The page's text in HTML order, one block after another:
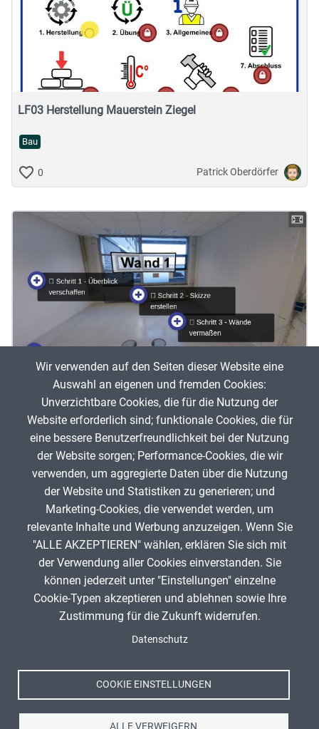
LF03 Herstellung Mauerstein Ziegel
Bau
0 Patrick Oberdörfer
LF NULL - Lernpfad Materialberechnungen 360-Grad-
Bau BO
0 Patrick Oberdörfer
Seitennummerierung
Aktuelle
Seite
1 Seite
2 Seite
3 Seite
4 Seite
5 Seite
6 Seite
7 Seite
8 Seite
9 …
Nächste
Seite
›
Letzte
Seite
»
ANZEIGE
Spenden
Impressum
Wir verwenden auf den Seiten dieser Website eine
Auswahl an eigenen und fremden Cookies:
Unverzichtbare Cookies, die für die Nutzung der
Website erforderlich sind; funktionale Cookies, die für
eine bessere Benutzerfreundlichkeit bei der Nutzung
der Website sorgen; Performance-Cookies, die wir
verwenden, um aggregierte Daten über die Nutzung
der Website und Statistiken zu generieren; und
Marketing-Cookies, die verwendet werden, um
relevante Inhalte und Werbung anzuzeigen. Wenn Sie
"ALLE AKZEPTIEREN" wählen, erklären Sie sich mit
der Verwendung aller Cookies einverstanden. Sie
können jederzeit unter "Einstellungen" einzelne
Cookie-Typen akzeptieren und ablehnen sowie Ihre
Zustimmung für die Zukunft widerrufen.
Datenschutz
COOKIE EINSTELLUNGEN
ALLE VERWEIGERN